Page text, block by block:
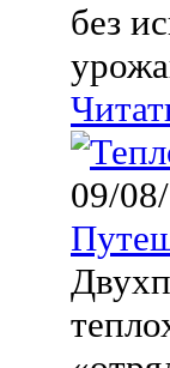
без
09/